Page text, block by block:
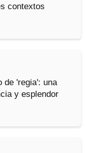
contextos
de 'regia': una
y esplendor